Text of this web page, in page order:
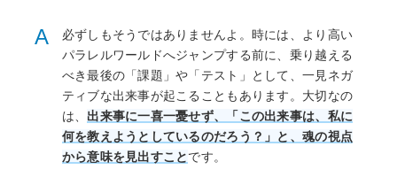
A
必ずしもそうではありませんよ。時には、より高い
パラレルワールドへジャンプする前に、乗り越える
べき最後の「課題」や「テスト」として、一見ネガ
ティブな出来事が起こることもあります。大切なの
は、 出来事に一喜一憂せず、「この出来事は、私に
何を教えようとしているのだろう？」と、魂の視点
から意味を見出すことです。